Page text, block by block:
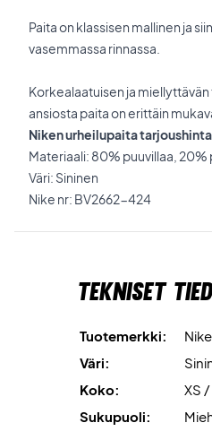
Paita on klassisen mallinen ja
vasemmassa rinnassa.
Korkealaatuisen ja
ansiosta paita on erittäin
Niken urheilupaita
Materiaali: 80% puuvillaa,
Väri: Sininen
Nike nr: BV2662-424
Tekniset
Tuotemerkki:
Nike
Väri:
Koko:
XS /
Sukupuoli: